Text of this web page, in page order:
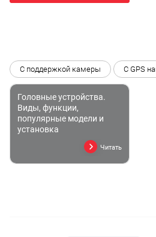
С поддержкой камеры С GPS
Головные устройства.
Виды, функции,
популярные модели и
установка
Читать